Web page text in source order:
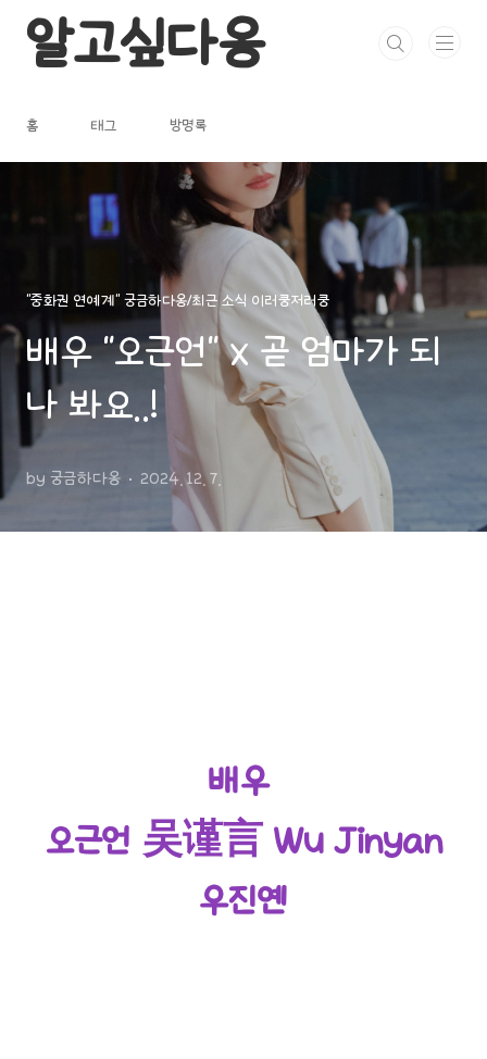
알고싶다옹
홈 태그 방명록
"중화권 연예계" 궁금하다옹/최근 소식 이러쿵저러쿵
배우 "오근언" x 곧 엄마가 되
나 봐요..!
by 궁금하다옹 2024. 12. 7.
배우
오근언 吴谨言 Wu Jinyan
우진옌